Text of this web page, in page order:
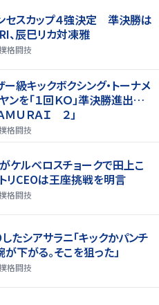
ンセスカップ４強決定 準決勝は
、辰巳リカ対凍雅
格闘技
ー級キックボクシング・トーナメ
ヤンを「１回ＫＯ」準決勝進出…
ＭＵＲＡＩ ２」
格闘技
ケルベロスチョークで田上こ
リCEOは王座挑戦を明言
格闘技
したシアサラニ「キックかパンチ
下がる。そこを狙った」
格闘技